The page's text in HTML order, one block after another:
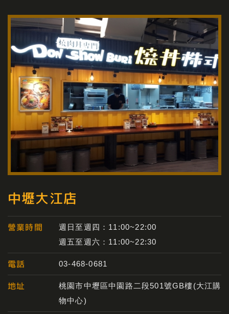
中壢大江店
營業時間
週日至週四：11:00~22:00
週五至週六：11:00~22:30
電話 03-468-0681
地址
桃園市中壢區中園路二段501號GB樓(大江購
物中心)